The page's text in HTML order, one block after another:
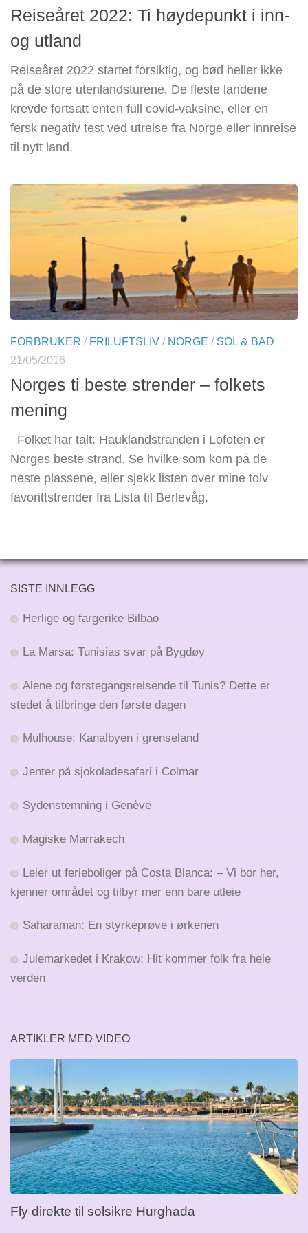
Reiseåret 2022: Ti høydepunkt i inn-
og utland
Reiseåret 2022 startet forsiktig, og bød heller ikke
på de store utenlandsturene. De fleste landene
krevde fortsatt enten full covid-vaksine, eller en
fersk negativ test ved utreise fra Norge eller innreise
til nytt land.
FORBRUKER / FRILUFTSLIV / NORGE / SOL & BAD
21/05/2016
Norges ti beste strender – folkets
mening
Folket har talt: Hauklandstranden i Lofoten er
Norges beste strand. Se hvilke som kom på de
neste plassene, eller sjekk listen over mine tolv
favorittstrender fra Lista til Berlevåg.
SISTE INNLEGG
Herlige og fargerike Bilbao
La Marsa: Tunisias svar på Bygdøy
Alene og førstegangsreisende til Tunis? Dette er
stedet å tilbringe den første dagen
Mulhouse: Kanalbyen i grenseland
Jenter på sjokoladesafari i Colmar
Sydenstemning i Genève
Magiske Marrakech
Leier ut ferieboliger på Costa Blanca: – Vi bor her,
kjenner området og tilbyr mer enn bare utleie
Saharaman: En styrkeprøve i ørkenen
Julemarkedet i Krakow: Hit kommer folk fra hele
verden
ARTIKLER MED VIDEO
Fly direkte til solsikre Hurghada